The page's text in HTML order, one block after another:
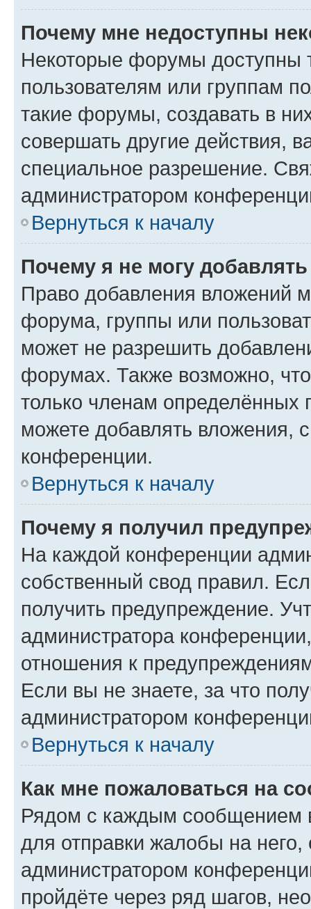
Почему мне недоступны
Некоторые форумы доступны
пользователям или группам
такие форумы, создавать в
совершать другие действия,
специальное разрешение.
администратором
Вернуться к началу
Почему я не могу
Право добавления вложений
форума, группы или
может не разрешить
форумах. Также возможно,
только членам определённых
можете добавлять вложения,
конференции.
Вернуться к началу
Почему я получил
На каждой конференции
собственный свод правил.
получить предупреждение.
администратора
отношения к
Если вы не знаете, за что
администратором
Вернуться к началу
Как мне пожаловаться на
Рядом с каждым сообщением
для отправки жалобы на
администратором
пройдёте через ряд шагов,